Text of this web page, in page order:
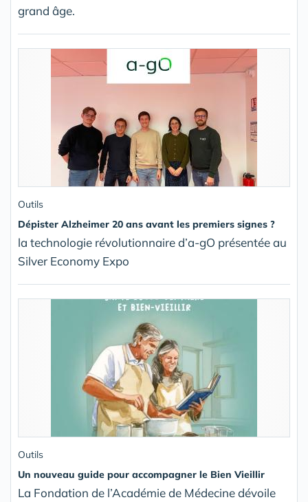
grand âge.
Outils
Dépister Alzheimer 20 ans avant les premiers signes ?
la technologie révolutionnaire d’a-gO présentée au
Silver Economy Expo
Outils
Un nouveau guide pour accompagner le Bien Vieillir
La Fondation de l’Académie de Médecine dévoile